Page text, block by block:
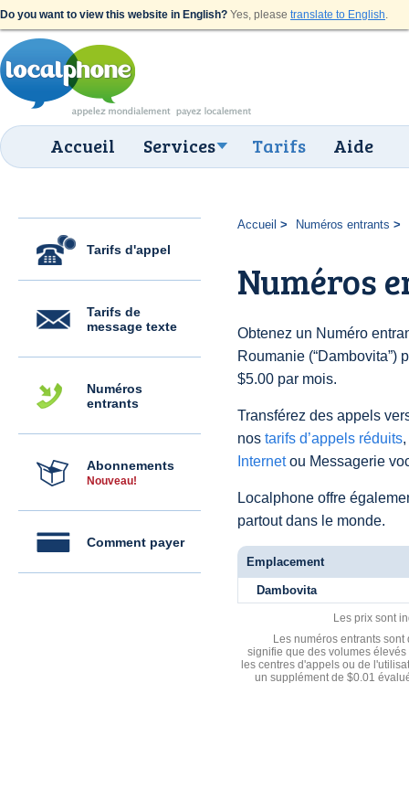
Do you want to view this website in English? Yes, please translate to English.
Accueil Services Tarifs Aide
Tarifs d'appel
Tarifs de
message texte
Numéros
entrants
Abonnements
Nouveau!
Comment payer
Accueil Numéros entrants
Numéros
Obtenez un Numéro
Roumanie (“Dambovita”)
$5.00 par mois.
Transférez des appels
nos tarifs d’appels réduits
Internetou Messagerie
Localphone offre
partout dans le monde.
Emplacement
Dambovita
Les prix sont
Les numéros entrants
signifie que des volumes
les centres d'appels ou de
un supplément de $0.01